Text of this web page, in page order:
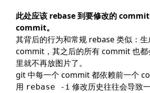
此处应该 rebase 到要修改的
commit。
其背后的行为和常规 rebase 类似：生
commit，其之后的所有 commit 也都
里就不再放图片了。
git 中每一个 commit 都依赖前一个
用 rebase -i 修改历史往往会导致